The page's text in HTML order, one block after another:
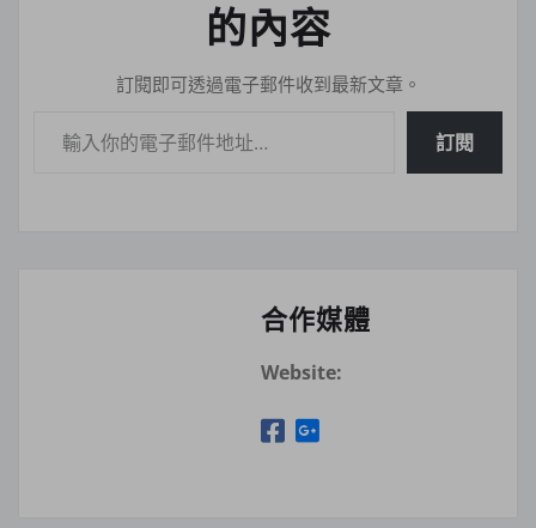
的內容
訂閱即可透過電子郵件收到最新文章。
訂閱
合作媒體
Website: